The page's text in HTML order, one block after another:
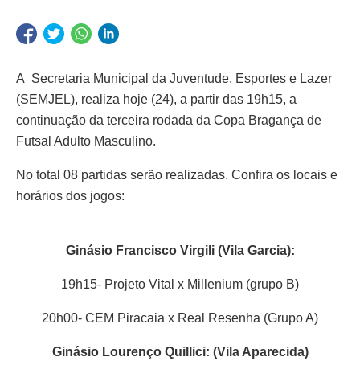
A Secretaria Municipal da Juventude, Esportes e Lazer
(SEMJEL), realiza hoje (24), a partir das 19h15, a
continuação da terceira rodada da Copa Bragança de
Futsal Adulto Masculino.
No total 08 partidas serão realizadas. Confira os locais e
horários dos jogos:
Ginásio Francisco Virgili (Vila Garcia):
19h15- Projeto Vital x Millenium (grupo B)
20h00- CEM Piracaia x Real Resenha (Grupo A)
Ginásio Lourenço Quillici: (Vila Aparecida)